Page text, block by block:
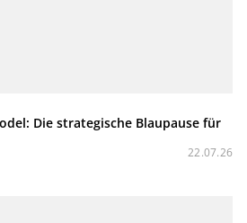
Die strategische Blaupause für
22.07.26